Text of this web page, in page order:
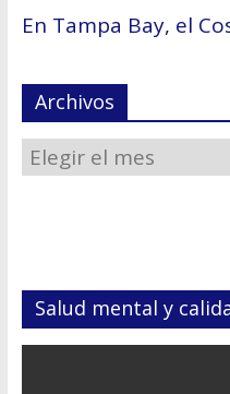
En Tampa Bay, el
Archivos
Salud mental y